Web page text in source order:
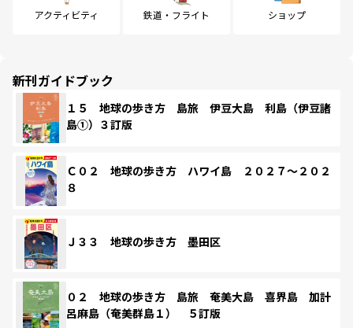
アクティビティ 鉄道・フライト ショップ
新刊ガイドブック
１５ 地球の歩き方 島旅 伊豆大島 利島（伊豆諸
島①）３訂版
Ｃ０２ 地球の歩き方 ハワイ島 ２０２７～２０２
８
Ｊ３３ 地球の歩き方 墨田区
０２ 地球の歩き方 島旅 奄美大島 喜界島 加計
呂麻島（奄美群島１） ５訂版